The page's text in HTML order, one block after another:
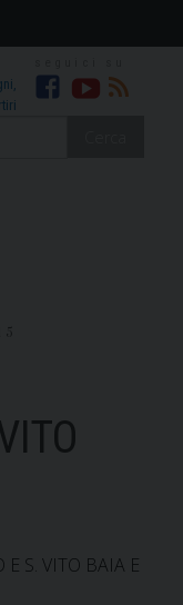
Facebook
Youtube
RSS
E S. VITO BAIA E